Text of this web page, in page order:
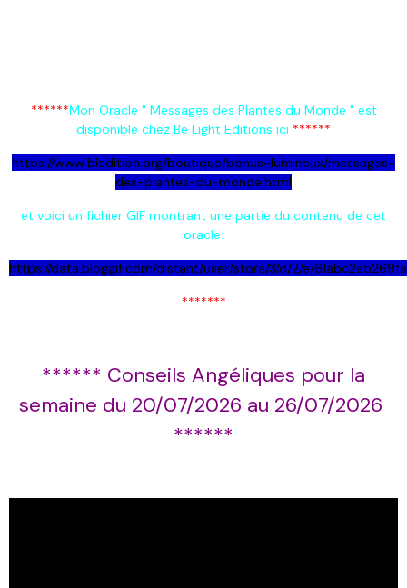
******Mon Oracle " Messages des Plantes du Monde " est
disponible chez Be Light Editions ici ******
https://www.bledition.org/boutique/bonus-lumineux/messages-
des-plantes-du-monde.html
et voici un fichier GIF montrant une partie du contenu de cet
oracle:
https://data.bloggif.com/distant/user/store/3/d/2/e/
*******
****** Conseils Angéliques pour la
semaine du 20/07/2026 au 26/07/2026
******